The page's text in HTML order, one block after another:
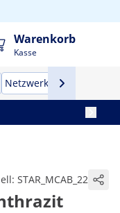
Warenkorb
Kasse
Netzwerkschränke
STAR_MCAB_22